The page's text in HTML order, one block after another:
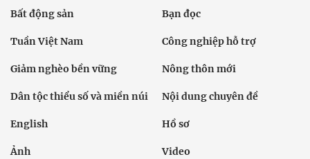
Bất động sản Bạn đọc
Tuần Việt Nam Công nghiệp hỗ trợ
Giảm nghèo bền vững Nông thôn mới
Dân tộc thiểu số và miền núi Nội dung chuyên đề
English Hồ sơ
Ảnh Video